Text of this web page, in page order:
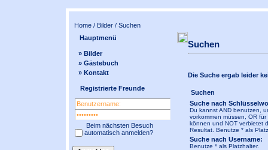
Home / Bilder / Suchen
Hauptmenü
» Bilder
» Gästebuch
» Kontakt
Registrierte Freunde
Beim nächsten Besuch
automatisch anmelden?
Suchen
Die Suche ergab leider
Suchen
Suche nach
Du kannst AND benutzen,
vorkommen müssen, OR
können und NOT verbietet
Resultat. Benutze * als
Suche nach Username:
Benutze * als Platzhalter.